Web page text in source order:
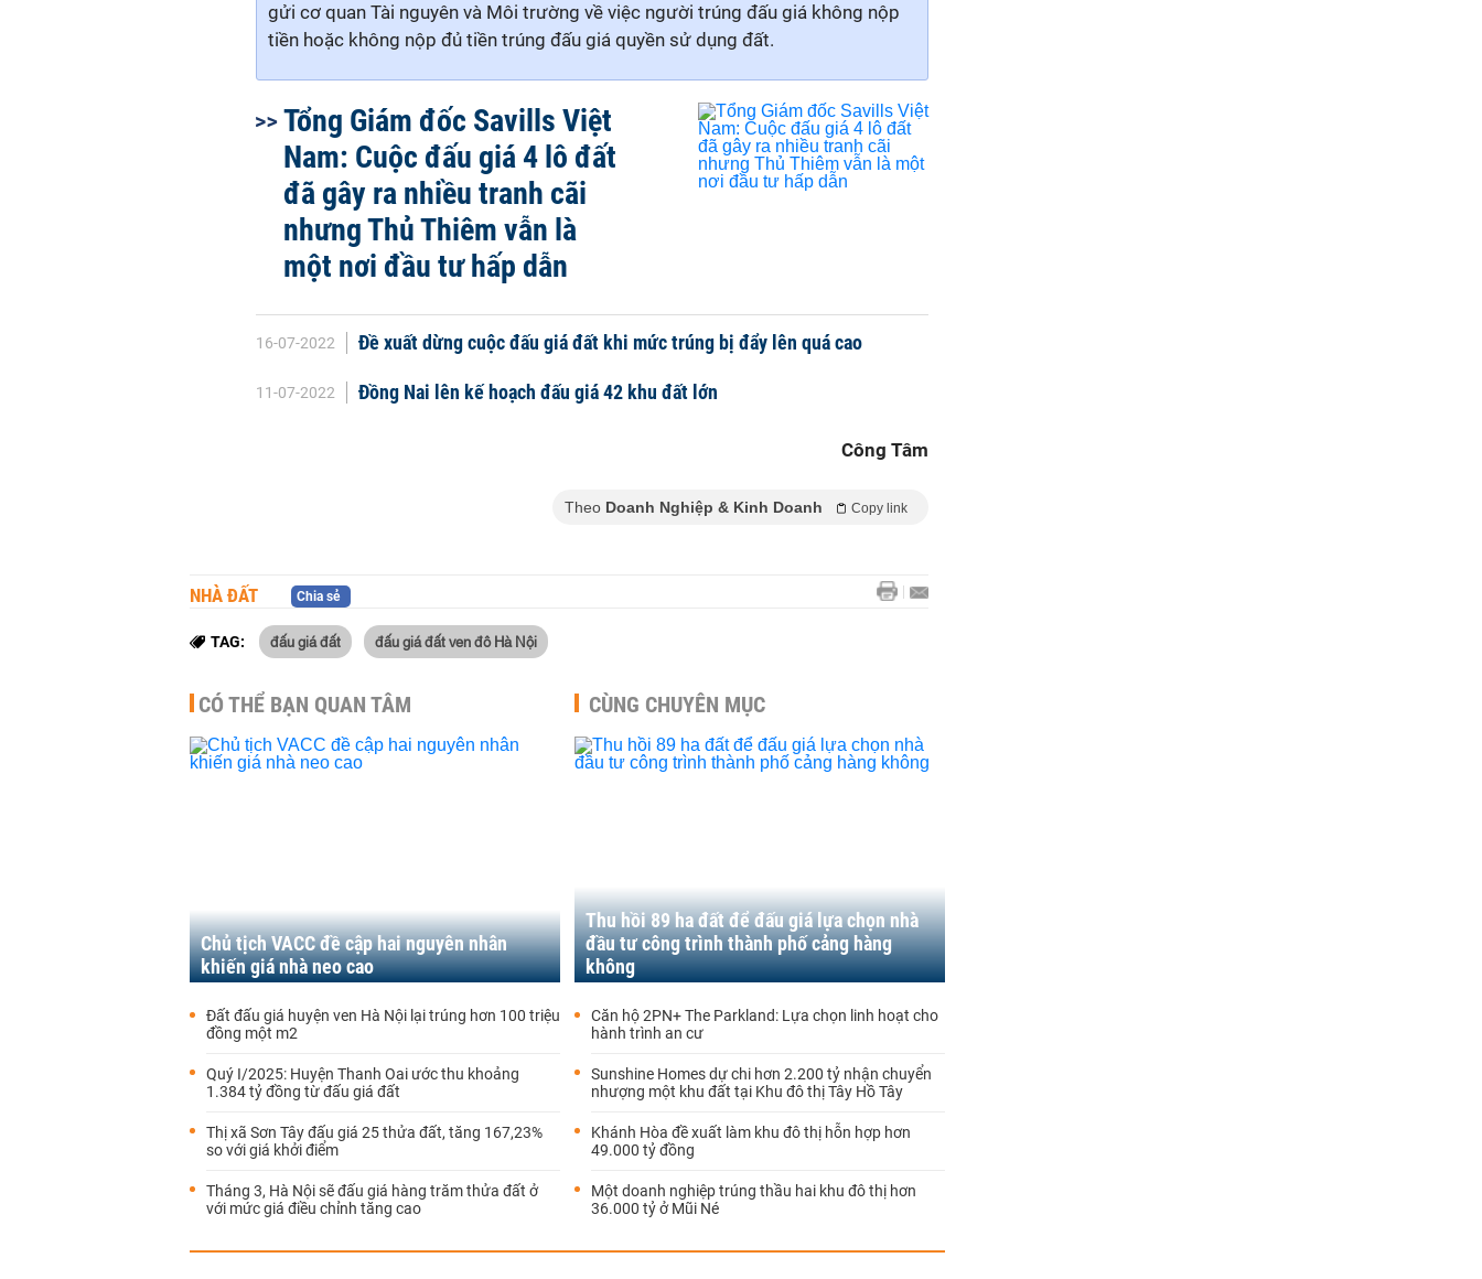
gửi cơ quan Tài nguyên và Môi trường về việc người trúng đấu giá không nộp
tiền hoặc không nộp đủ tiền trúng đấu giá quyền sử dụng đất.
Tổng Giám đốc Savills Việt
Nam: Cuộc đấu giá 4 lô đất
đã gây ra nhiều tranh cãi
nhưng Thủ Thiêm vẫn là
một nơi đầu tư hấp dẫn
16-07-2022 Đề xuất dừng cuộc đấu giá đất khi mức trúng bị đẩy lên quá cao
11-07-2022 Đồng Nai lên kế hoạch đấu giá 42 khu đất lớn
Công Tâm
Theo Doanh Nghiệp & Kinh Doanh Copy link
NHÀ ĐẤT Chia sẻ
TAG: đấu giá đất đấu giá đất ven đô Hà Nội
CÓ THỂ BẠN QUAN TÂM
Chủ tịch VACC đề cập hai nguyên nhân
khiến giá nhà neo cao
Đất đấu giá huyện ven Hà Nội lại trúng hơn 100 triệu
đồng một m2
Quý I/2025: Huyện Thanh Oai ước thu khoảng
1.384 tỷ đồng từ đấu giá đất
Thị xã Sơn Tây đấu giá 25 thửa đất, tăng 167,23%
so với giá khởi điểm
Tháng 3, Hà Nội sẽ đấu giá hàng trăm thửa đất ở
với mức giá điều chỉnh tăng cao
CÙNG CHUYÊN MỤC
Thu hồi 89 ha đất để đấu giá lựa chọn nhà
đầu tư công trình thành phố cảng hàng
không
Căn hộ 2PN+ The Parkland: Lựa chọn linh hoạt cho
hành trình an cư
Sunshine Homes dự chi hơn 2.200 tỷ nhận chuyển
nhượng một khu đất tại Khu đô thị Tây Hồ Tây
Khánh Hòa đề xuất làm khu đô thị hỗn hợp hơn
49.000 tỷ đồng
Một doanh nghiệp trúng thầu hai khu đô thị hơn
36.000 tỷ ở Mũi Né